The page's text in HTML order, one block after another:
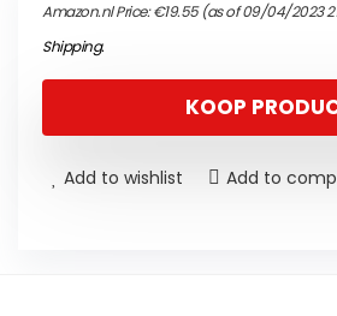
Amazon.nl Price:€19.55(as of 09/04/2023
Shipping.
KOOP
Add to wishlist Add to